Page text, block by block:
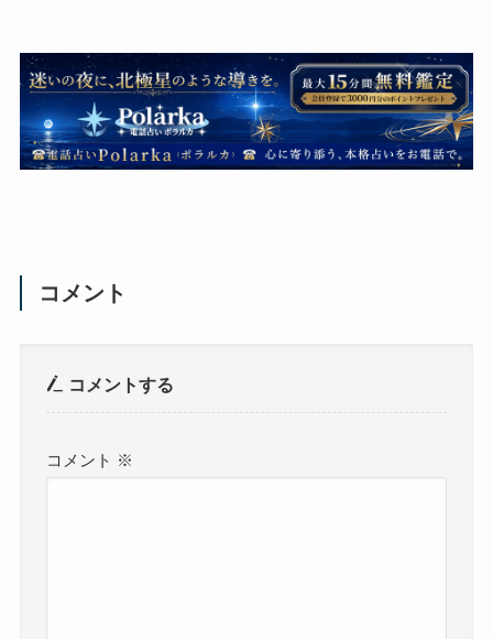
コメント
コメントする
コメント ※